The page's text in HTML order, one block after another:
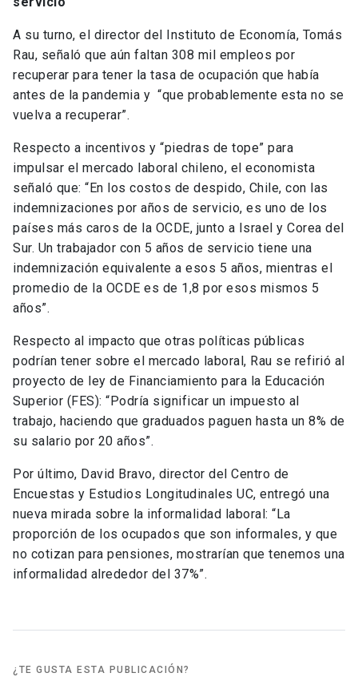
A su turno, el director del Instituto de Economía, Tomás
Rau, señaló que aún faltan 308 mil empleos por
recuperar para tener la tasa de ocupación que había
antes de la pandemia y “que probablemente esta no se
vuelva a recuperar”.
Respecto a incentivos y “piedras de tope” para
impulsar el mercado laboral chileno, el economista
señaló que: “En los costos de despido, Chile, con las
indemnizaciones por años de servicio, es uno de los
países más caros de la OCDE, junto a Israel y Corea del
Sur. Un trabajador con 5 años de servicio tiene una
indemnización equivalente a esos 5 años, mientras el
promedio de la OCDE es de 1,8 por esos mismos 5
años”.
Respecto al impacto que otras políticas públicas
podrían tener sobre el mercado laboral, Rau se refirió al
proyecto de ley de Financiamiento para la Educación
Superior (FES): “Podría significar un impuesto al
trabajo, haciendo que graduados paguen hasta un 8% de
su salario por 20 años”.
Por último, David Bravo, director del Centro de
Encuestas y Estudios Longitudinales UC, entregó una
nueva mirada sobre la informalidad laboral: “La
proporción de los ocupados que son informales, y que
no cotizan para pensiones, mostrarían que tenemos una
informalidad alrededor del 37%”.
¿TE GUSTA ESTA PUBLICACIÓN?